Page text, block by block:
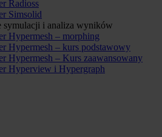
Radioss
Simsolid
symulacji i analiza wyników
Hypermesh – morphing
Hypermesh – kurs podstawowy
Hypermesh – Kurs zaawansowany
Hyperview i Hypergraph